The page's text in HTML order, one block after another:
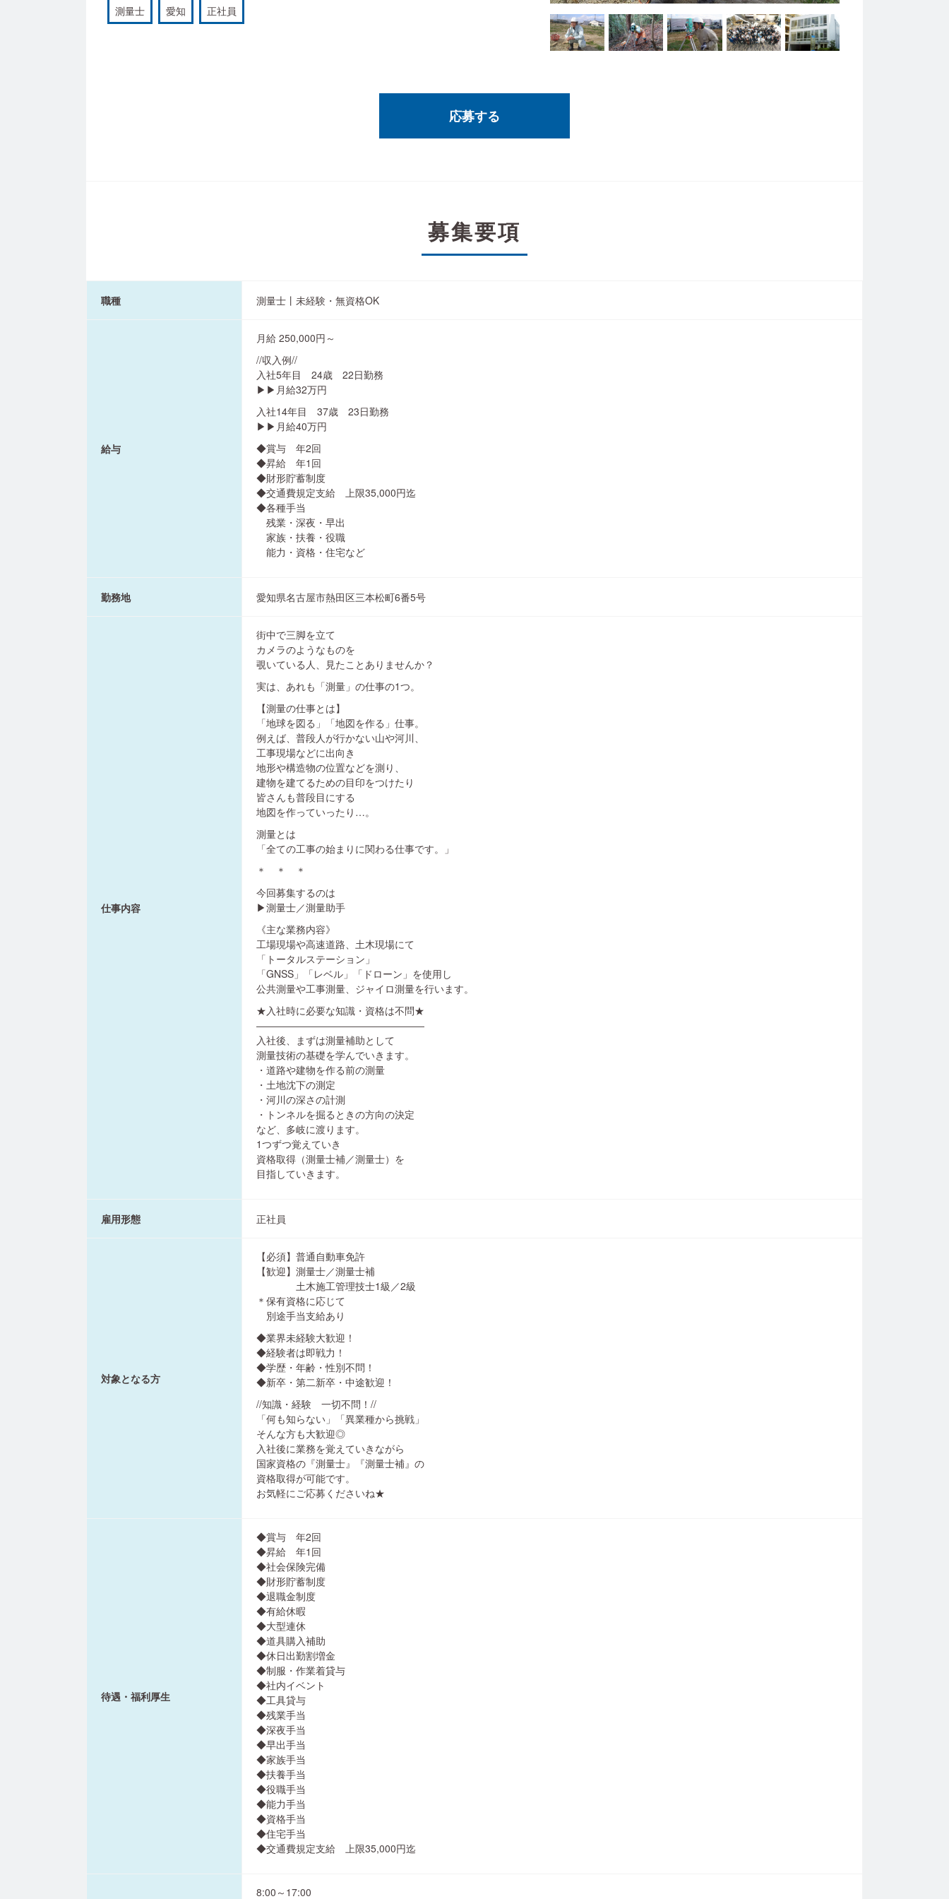
測量士 愛知 正社員
応募する
募集要項
職種 測量士丨未経験・無資格OK
給与
月給 250,000円～
//収入例//
入社5年目 24歳 22日勤務
▶▶月給32万円
入社14年目 37歳 23日勤務
▶▶月給40万円
◆賞与 年2回
◆昇給 年1回
◆財形貯蓄制度
◆交通費規定支給 上限35,000円迄
◆各種手当
残業・深夜・早出
家族・扶養・役職
能力・資格・住宅など
勤務地 愛知県名古屋市熱田区三本松町6番5号
仕事内容
街中で三脚を立て
カメラのようなものを
覗いている人、見たことありませんか？
実は、あれも「測量」の仕事の1つ。
【測量の仕事とは】
「地球を図る」「地図を作る」仕事。
例えば、普段人が行かない山や河川、
工事現場などに出向き
地形や構造物の位置などを測り、
建物を建てるための目印をつけたり
皆さんも普段目にする
地図を作っていったり…。
測量とは
「全ての工事の始まりに関わる仕事です。」
＊ ＊ ＊
今回募集するのは
▶測量士／測量助手
《主な業務内容》
工場現場や高速道路、土木現場にて
「トータルステーション」
「GNSS」「レベル」「ドローン」を使用し
公共測量や工事測量、ジャイロ測量を行います。
★入社時に必要な知識・資格は不問★
―――――――――――――――――
入社後、まずは測量補助として
測量技術の基礎を学んでいきます。
・道路や建物を作る前の測量
・土地沈下の測定
・河川の深さの計測
・トンネルを掘るときの方向の決定
など、多岐に渡ります。
1つずつ覚えていき
資格取得（測量士補／測量士）を
目指していきます。
雇用形態 正社員
対象となる方
【必須】普通自動車免許
【歓迎】測量士／測量士補
土木施工管理技士1級／2級
＊保有資格に応じて
別途手当支給あり
◆業界未経験大歓迎！
◆経験者は即戦力！
◆学歴・年齢・性別不問！
◆新卒・第二新卒・中途歓迎！
//知識・経験 一切不問！//
「何も知らない」「異業種から挑戦」
そんな方も大歓迎◎
入社後に業務を覚えていきながら
国家資格の『測量士』『測量士補』の
資格取得が可能です。
お気軽にご応募くださいね★
待遇・福利厚生
◆賞与 年2回
◆昇給 年1回
◆社会保険完備
◆財形貯蓄制度
◆退職金制度
◆有給休暇
◆大型連休
◆道具購入補助
◆休日出勤割増金
◆制服・作業着貸与
◆社内イベント
◆工具貸与
◆残業手当
◆深夜手当
◆早出手当
◆家族手当
◆扶養手当
◆役職手当
◆能力手当
◆資格手当
◆住宅手当
◆交通費規定支給 上限35,000円迄
8:00～17:00